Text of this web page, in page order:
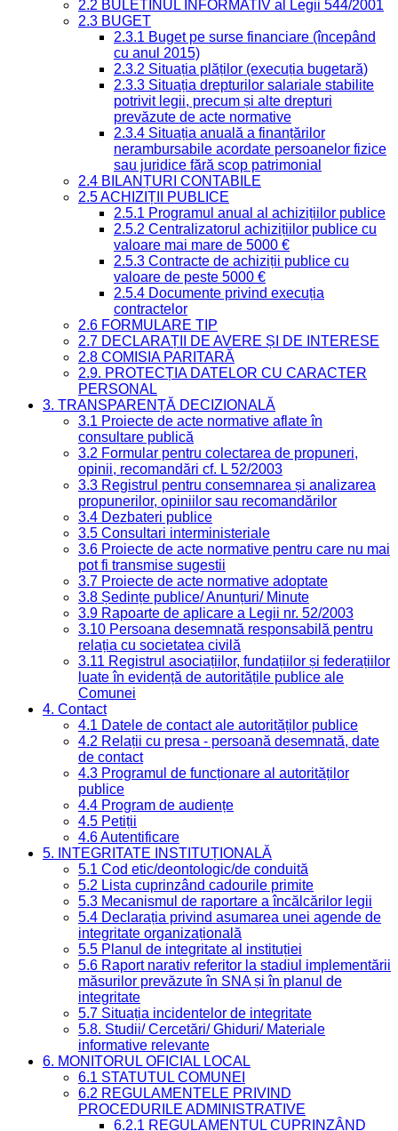
2.2 BULETINUL INFORMATIV al Legii 544/2001
2.3 BUGET
2.3.1 Buget pe surse financiare (începând
cu anul 2015)
2.3.2 Situația plăților (execuția bugetară)
2.3.3 Situația drepturilor salariale stabilite
potrivit legii, precum și alte drepturi
prevăzute de acte normative
2.3.4 Situația anuală a finanțărilor
nerambursabile acordate persoanelor fizice
sau juridice fără scop patrimonial
2.4 BILANȚURI CONTABILE
2.5 ACHIZIȚII PUBLICE
2.5.1 Programul anual al achizițiilor publice
2.5.2 Centralizatorul achizițiilor publice cu
valoare mai mare de 5000 €
2.5.3 Contracte de achiziții publice cu
valoare de peste 5000 €
2.5.4 Documente privind execuția
contractelor
2.6 FORMULARE TIP
2.7 DECLARAȚII DE AVERE ȘI DE INTERESE
2.8 COMISIA PARITARĂ
2.9. PROTECȚIA DATELOR CU CARACTER
PERSONAL
3. TRANSPARENȚĂ DECIZIONALĂ
3.1 Proiecte de acte normative aflate în
consultare publică
3.2 Formular pentru colectarea de propuneri,
opinii, recomandări cf. L 52/2003
3.3 Registrul pentru consemnarea și analizarea
propunerilor, opiniilor sau recomandărilor
3.4 Dezbateri publice
3.5 Consultari interministeriale
3.6 Proiecte de acte normative pentru care nu mai
pot fi transmise sugestii
3.7 Proiecte de acte normative adoptate
3.8 Ședințe publice/ Anunțuri/ Minute
3.9 Rapoarte de aplicare a Legii nr. 52/2003
3.10 Persoana desemnată responsabilă pentru
relația cu societatea civilă
3.11 Registrul asociațiilor, fundațiilor și federațiilor
luate în evidență de autoritățile publice ale
Comunei
4. Contact
4.1 Datele de contact ale autorităților publice
4.2 Relații cu presa - persoană desemnată, date
de contact
4.3 Programul de funcționare al autorităților
publice
4.4 Program de audiențe
4.5 Petiții
4.6 Autentificare
5. INTEGRITATE INSTITUȚIONALĂ
5.1 Cod etic/deontologic/de conduită
5.2 Lista cuprinzând cadourile primite
5.3 Mecanismul de raportare a încălcărilor legii
5.4 Declarația privind asumarea unei agende de
integritate organizațională
5.5 Planul de integritate al instituției
5.6 Raport narativ referitor la stadiul implementării
măsurilor prevăzute în SNA și în planul de
integritate
5.7 Situația incidentelor de integritate
5.8. Studii/ Cercetări/ Ghiduri/ Materiale
informative relevante
6. MONITORUL OFICIAL LOCAL
6.1 STATUTUL COMUNEI
6.2 REGULAMENTELE PRIVIND
PROCEDURILE ADMINISTRATIVE
6.2.1 REGULAMENTUL CUPRINZÂND